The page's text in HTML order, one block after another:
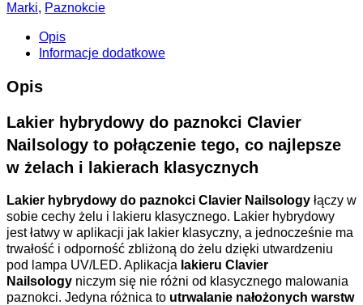
Marki, Paznokcie
Opis
Informacje dodatkowe
Opis
Lakier hybrydowy do paznokci Clavier
Nailsology to połączenie tego, co najlepsze
w żelach i lakierach klasycznych
Lakier hybrydowy do paznokci Clavier Nailsology łączy w
sobie cechy żelu i lakieru klasycznego. Lakier hybrydowy
jest łatwy w aplikacji jak lakier klasyczny, a jednocześnie ma
trwałość i odporność zbliżoną do żelu dzięki utwardzeniu
pod lampa UV/LED. Aplikacja lakieru Clavier
Nailsology niczym się nie różni od klasycznego malowania
paznokci. Jedyna różnica to utrwalanie nałożonych warstw